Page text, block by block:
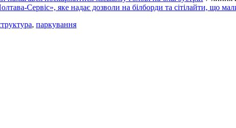
Cервіс», яке надає дозволи на білборди та сітілайти, що
, паркування